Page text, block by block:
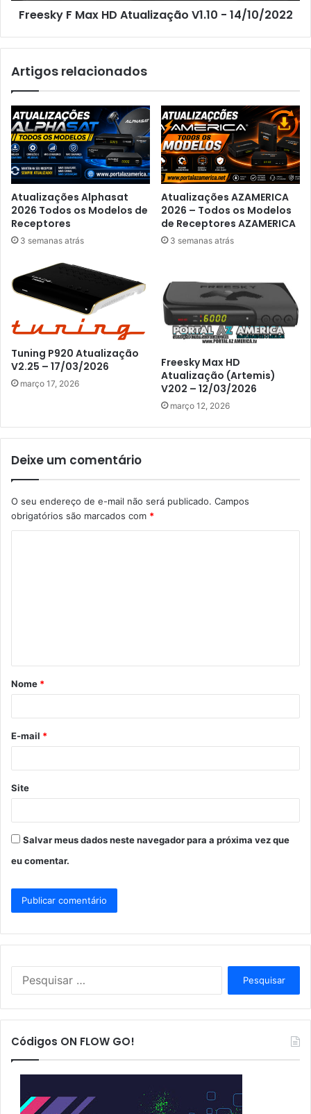
Freesky F Max HD Atualização V1.10 - 14/10/2022
Artigos relacionados
Atualizações Alphasat
2026 Todos os Modelos de
Receptores
3 semanas atrás
Atualizações AZAMERICA
2026 – Todos os Modelos
de Receptores AZAMERICA
3 semanas atrás
Tuning P920 Atualização
V2.25 – 17/03/2026
março 17, 2026
Freesky Max HD
Atualização (Artemis)
V202 – 12/03/2026
março 12, 2026
Deixe um comentário
O seu endereço de e-mail não será publicado. Campos
obrigatórios são marcados com *
á
r
*
Nome *
E-mail *
Site
Salvar meus dados neste navegador para a próxima vez que
eu comentar.
q
s
a
p
Códigos ON FLOW GO!